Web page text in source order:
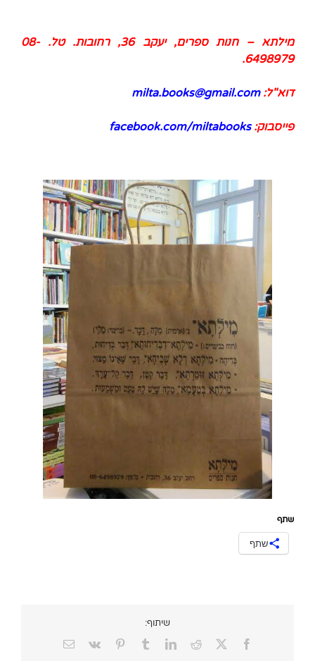
מילתא – חנות ספרים, יעקב 36, רחובות. טל.
08-
6498979
.
דוא"ל: milta.books@gmail.com
פייסבוק:facebook.com/miltabooks
שתף
שתף
שיתוף:
Facebook
X
Reddit
LinkedIn
Tumblr
Pinterest
Vk
Email